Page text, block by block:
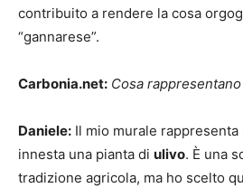
contribuito a rendere la cosa
“gannarese”.
Carbonia.net: Cosa
Daniele: Il mio murale
innesta una pianta di ulivo. È una
tradizione agricola, ma ho scelto